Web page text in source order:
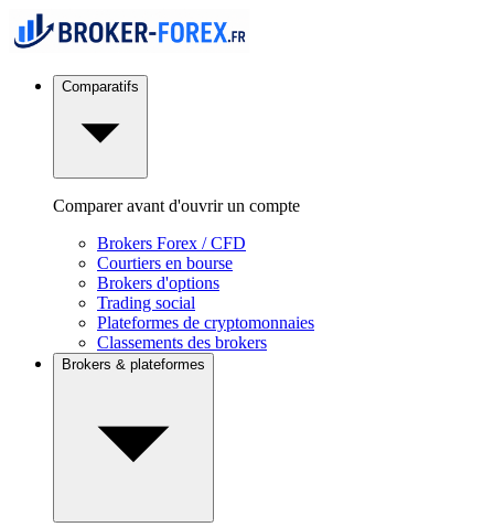
Comparatifs
Comparer avant d'ouvrir un compte
Brokers Forex / CFD
Courtiers en bourse
Brokers d'options
Trading social
Plateformes de cryptomonnaies
Classements des brokers
Brokers & plateformes